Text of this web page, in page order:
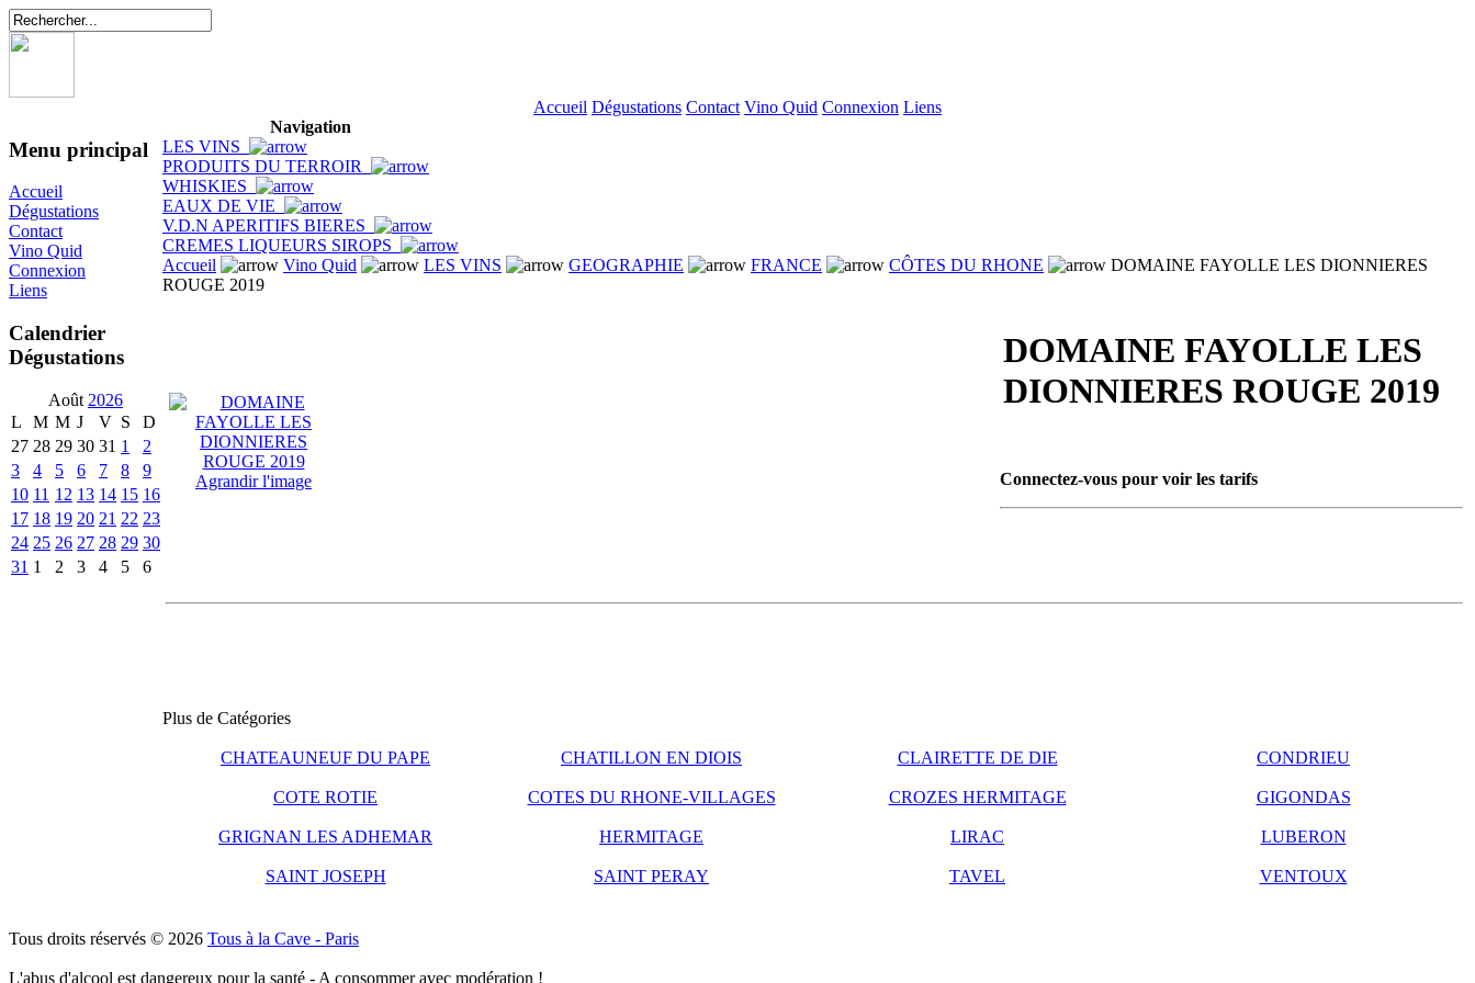
Accueil Dégustations Contact Vino Quid Connexion Liens
Menu principal
Accueil
Dégustations
Contact
Vino Quid
Connexion
Liens
Calendrier
Dégustations
Août 2026
L
M M J V S
D
27 28 29 30 31 1
2
3
4 5 6 7 8
9
10 11 12 13 14 15 16
17 18 19 20 21 22 23
24 25 26 27 28 29 30
31 1 2 3 4 5 6
Navigation
LES VINS
PRODUITS DU TERROIR
WHISKIES
EAUX DE VIE
V.D.N APERITIFS BIERES
CREMES LIQUEURS SIROPS
Accueil
Vino Quid LES VINS GEOGRAPHIE FRANCE CÔTES DU RHONE
DOMAINE FAYOLLE LES DIONNIERES
ROUGE 2019
Agrandir l'image
DOMAINE FAYOLLE LES
DIONNIERES ROUGE 2019
Connectez-vous pour voir les tarifs
Plus de Catégories
CHATEAUNEUF DU PAPE CHATILLON EN DIOIS CLAIRETTE DE DIE CONDRIEU
COTE ROTIE COTES DU RHONE-VILLAGES CROZES HERMITAGE GIGONDAS
GRIGNAN LES ADHEMAR HERMITAGE LIRAC LUBERON
SAINT JOSEPH SAINT PERAY TAVEL VENTOUX
Tous droits réservés © 2026 Tous à la Cave - Paris
L'abus d'alcool est dangereux pour la santé - A consommer avec modération !